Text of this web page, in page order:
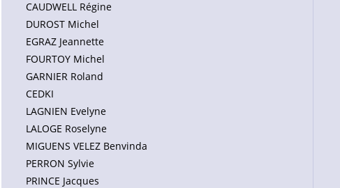
CAUDWELL Régine
DUROST Michel
EGRAZ Jeannette
FOURTOY Michel
GARNIER Roland
CEDKI
LAGNIEN Evelyne
LALOGE Roselyne
MIGUENS VELEZ Benvinda
PERRON Sylvie
PRINCE Jacques